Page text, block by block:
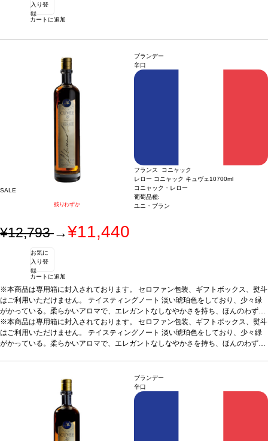
入り登
録
カートに追加
SALE
残りわずか
ブランデー
辛口
フランス コニャック
レロー コニャック キュヴェ10700ml
コニャック・レロー
葡萄品種:
ユニ・ブラン
¥12,793→¥11,440
お気に
入り登
録
カートに追加
※本商品は専用箱に封入されております。 セロファン包装、ギフトボックス、熨斗
はご利用いただけません。 テイスティングノート 淡い琥珀色をしており、少々緑
がかっている。柔らかいアロマで、エレガントなしなやかさを持ち、ほんのわずか
に甘い香りがある。カラメルの香りが、ほのかなオレンジ、干し草、オーク等に伴
われ、複雑な香りを構成するのに役立っている。口蓋ではスムーズで絹のようで、
リッチでシャープな果物風味、魅力的なトーストの含みが、余韻の長い力強い後味
※本商品は専用箱に封入されております。 セロファン包装、ギフトボックス、熨斗
はご利用いただけません。 テイスティングノート 淡い琥珀色をしており、少々緑
がかっている。柔らかいアロマで、エレガントなしなやかさを持ち、ほんのわずか
リッチでシャープな果物風味、魅力的なトーストの含みが、余韻の長い力強い後味
に伴われている。JKW
合う料理
ブランデー
辛口